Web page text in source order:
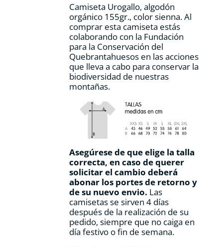
página
de
producto
Camiseta Urogallo, algodón
orgánico 155gr., color sienna. Al
comprar esta camiseta estás
colaborando con la Fundación
para la Conservación del
Quebrantahuesos en las acciones
que lleva a cabo para conservar la
biodiversidad de nuestras
montañas.
Asegúrese de que elige la talla
correcta, en caso de querer
solicitar el cambio deberá
abonar los portes de retorno y
de su nuevo envio. Las
camisetas se sirven 4 días
después de la realización de su
pedido, siempre que no caiga en
día festivo o fin de semana.